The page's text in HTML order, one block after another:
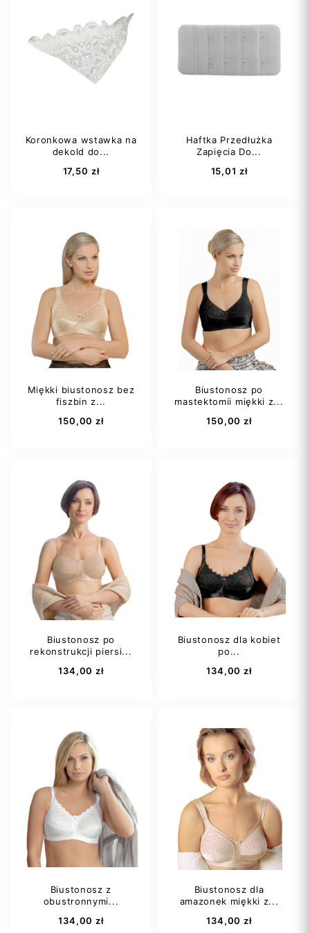
85C
85D
90B
90C
+9
Dodaj do koszyka
4
5
7
Dodaj do koszyka
Koronkowa wstawka na
dekold do...
17,50 zł
beżowybiały czarny
Dodaj do koszyka
Haftka Przedłużka
Zapięcia Do...
15,01 zł
beżowy
biały czarny
Dodaj do koszyka
Miękki biustonosz bez
fiszbin z...
150,00 zł
75C
75D
75E
+24
Dodaj do koszyka
Biustonosz po
mastektomii miękki z...
150,00 zł
75C
75D
80A
80B
+19
Dodaj do koszyka
Biustonosz po
rekonstrukcji piersi...
134,00 zł
75B
75C
75D
80A
+18
Dodaj do koszyka
Biustonosz dla kobiet
po...
134,00 zł
75B
75C
80A
80B
80C
+15
Dodaj do koszyka
Biustonosz z
obustronnymi...
134,00 zł
Biustonosz dla
amazonek miękki z...
134,00 zł